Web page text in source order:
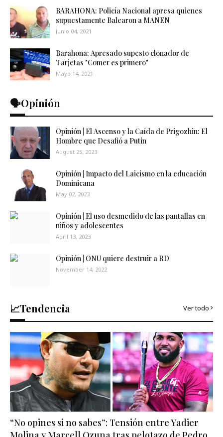
BARAHONA: Policía Nacional apresa quienes
supuestamente Balearon a MANEN
Junio 04, 2021
Barahona: Apresado supesto clonador de
Tarjetas "Comer es primero"
Mayo 14, 2021
🗣️Opinión
Opinión | El Ascenso y la Caída de Prigozhin: El
Hombre que Desafió a Putin
August 25, 2023
Opinión | Impacto del Laicismo en la educación
Dominicana
May 02, 2023
Opinión | El uso desmedido de las pantallas en
niños y adolescentes
April 13, 2023
Opinión | ONU quiere destruir a RD
November 14, 2022
📈Tendencia Ver todo
“No opines si no sabes”: Tensión entre Yadier